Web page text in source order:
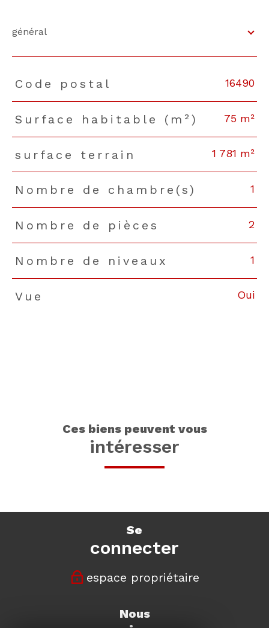
général
TRAD_PAMPERO_Caracteristique Valeurs
Code postal 16490
Surface habitable (m²) 75 m²
surface terrain 1 781 m²
Nombre de chambre(s) 1
Nombre de pièces 2
Nombre de niveaux 1
Vue Oui
ces biens peuvent vous
intéresser
se
connecter
espace propriétaire
nous